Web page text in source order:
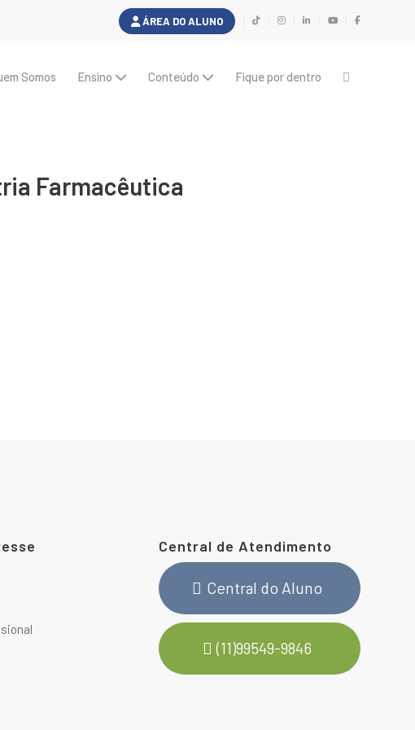
ÁREA DO ALUNO
Somos Ensino Conteúdo Fique por dentro
Farmacêutica
Central de Atendimento
Central do Aluno
(11)99549-9846